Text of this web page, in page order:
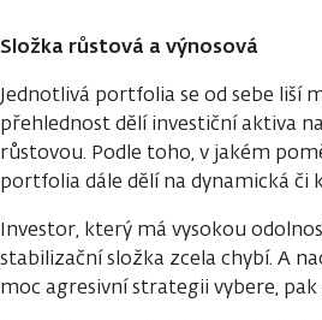
Složka růstová a výnosová
Jednotlivá portfolia se od sebe liší
přehlednost dělí investiční aktiva
růstovou. Podle toho, v jakém
portfolia dále dělí na dynamická či
Investor, který má vysokou
stabilizační složka zcela chybí. A
moc agresivní strategii vybere,